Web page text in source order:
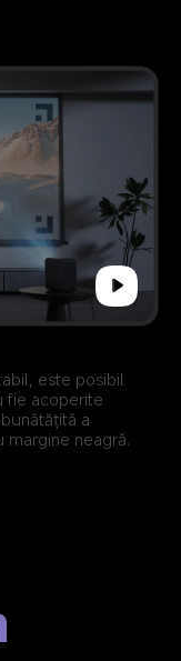
este posibil
fie acoperite
a
neagră.